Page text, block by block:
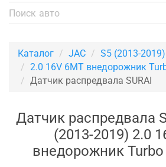
Каталог JAC
S5 (2013-2019)
2.0 16V 6MT внедорожник
Датчик распредвала SURAI
Датчик распредвала
(2013-2019) 2.0
внедорожник Turbo